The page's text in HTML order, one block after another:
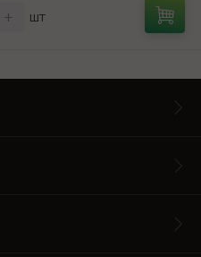
+ шт